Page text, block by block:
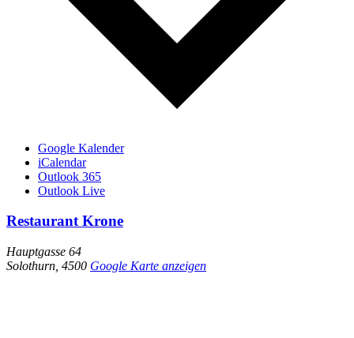
Google Kalender
iCalendar
Outlook 365
Outlook Live
Restaurant Krone
Hauptgasse 64
Solothurn 4500 Google Karte anzeigen